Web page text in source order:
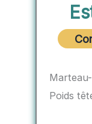
Poids